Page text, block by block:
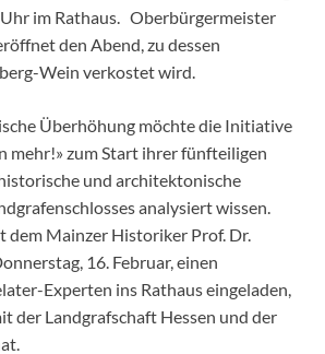
Uhr im Rathaus. Oberbürgermeister
den Abend, zu dessen
Wein verkostet wird.
Überhöhung möchte die Initiative
mehr!» zum Start ihrer fünfteiligen
und architektonische
analysiert wissen.
dem Mainzer Historiker Prof. Dr.
16. Februar, einen
Experten ins Rathaus eingeladen,
der Landgrafschaft Hessen und der